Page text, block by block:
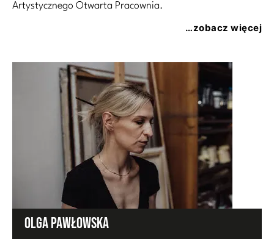
Artystycznego Otwarta Pracownia.
…zobacz więcej
OLGA PAWŁOWSKA